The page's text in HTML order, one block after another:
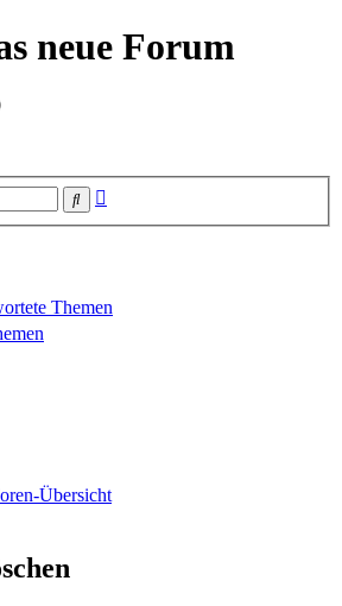
neue Forum
Suche
Themen
Übersicht